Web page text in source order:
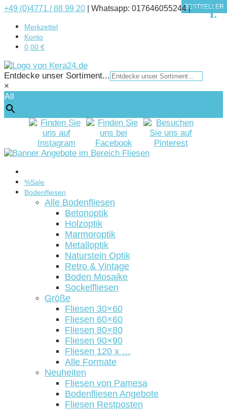
+49 (0)4771 / 88 99 20 Whatsapp: 017646055244 |Kontakt
Merkzettel
Konto
0,00 €
Entdecke unser Sortiment...
×
All
%Sale
Bodenfliesen
Alle Bodenfliesen
Betonoptik
Holzoptik
Marmoroptik
Metalloptik
Naturstein Optik
Retro & Vintage
Boden Mosaike
Sockelfliesen
Größe
Fliesen 30×60
Fliesen 60×60
Fliesen 80×80
Fliesen 90×90
Fliesen 120 x …
Alle Formate
Neuheiten
Fliesen von Pamesa
Bodenfliesen Angebote
Fliesen Restposten
BESTSELLER
BESTSELLER
BESTSELLER